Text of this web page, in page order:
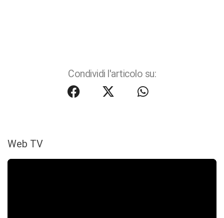
Condividi l'articolo su:
Web TV